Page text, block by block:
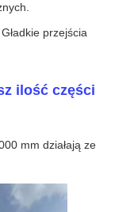
️ Gładkie przejścia
ilość części
mm działają ze